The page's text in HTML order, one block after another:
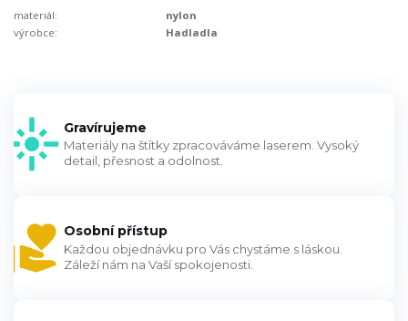
materiál:
nylon
výrobce:
Hadladla
Gravírujeme
Materiály na štítky zpracováváme laserem. Vysoký
detail, přesnost a odolnost.
Osobní přístup
Každou objednávku pro Vás chystáme s láskou.
Záleží nám na Vaší spokojenosti.